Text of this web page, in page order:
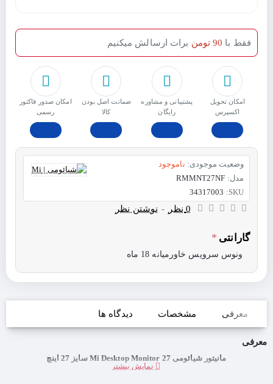
امکان تحویل
اکسپرس
پشتیبانی و مشاوره
رایگان
ﺿﻤﺎﻧﺖ اﺻﻞ ﺑﻮدن
ﮐﺎﻟﺎ
امکان صدور فاکتور
رسمی
فقط با 90 تومن برات ارسالش میکنیم
وضعیت موجودی: ناموجود
مدل: RMMNT27NF
SKU:
34317003
0 نظر - نوشتن نظر
گارانتی
ونوس سرویس خاورمیانه 18 ماه
معرفی مشخصات دیدگاه ها
معرفی
مانیتور شیائومی Mi Desktop Monitor 27 سایز 27 اینچ